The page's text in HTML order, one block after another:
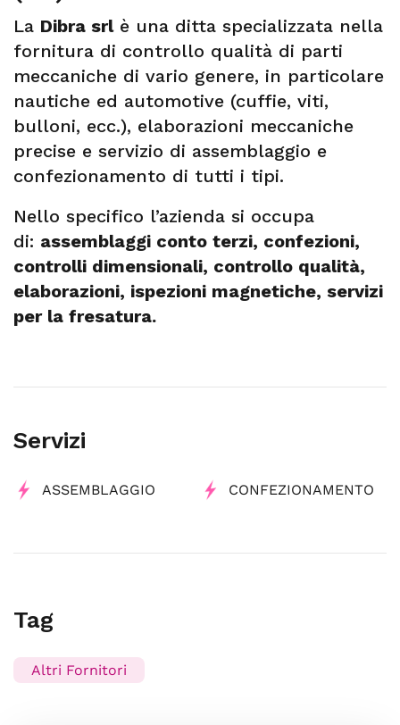
La Dibra srlè una ditta specializzata nella
fornitura di controllo qualità di parti
meccaniche di vario genere, in particolare
nautiche ed automotive (cuffie, viti,
bulloni, ecc.), elaborazioni meccaniche
precise e servizio di assemblaggio e
confezionamento di tutti i tipi.
Nello specifico l’azienda si occupa
di: assemblaggi conto terzi, confezioni,
controlli dimensionali, controllo qualità,
elaborazioni, ispezioni magnetiche, servizi
per la fresatura.
Servizi
ASSEMBLAGGIO CONFEZIONAMENTO
Tag
Altri Fornitori